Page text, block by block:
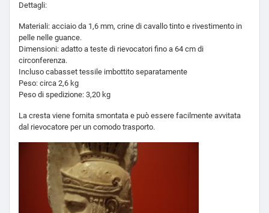
Dettagli:
Materiali: acciaio da 1,6 mm, crine di cavallo tinto e rivestimento in
pelle nelle guance.
Dimensioni: adatto a teste di rievocatori fino a 64 cm di
circonferenza.
Incluso cabasset tessile imbottito separatamente
Peso: circa 2,6 kg
Peso di spedizione: 3,20 kg
La cresta viene fornita smontata e può essere facilmente avvitata
dal rievocatore per un comodo trasporto.